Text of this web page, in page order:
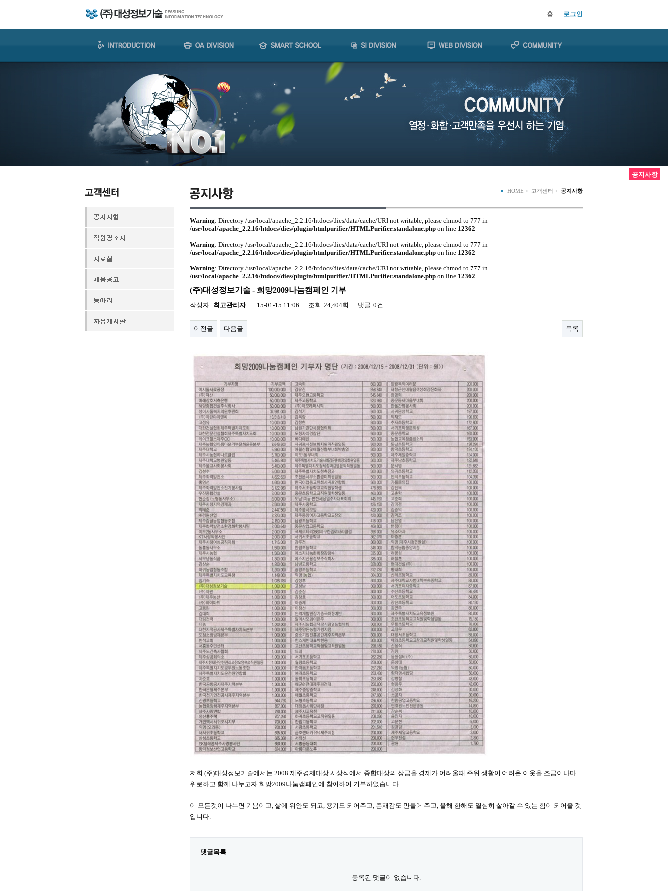
홈 로그인
HOME > 고객센터 > 공지사항
Warning: Directory /usr/local/apache_2.2.16/htdocs/dies/data/cache/URI not writable, please chmod to 777 in
/usr/local/apache_2.2.16/htdocs/dies/plugin/htmlpurifier/HTMLPurifier.standalone.php on line 12362
Warning: Directory /usr/local/apache_2.2.16/htdocs/dies/data/cache/URI not writable, please chmod to 777 in
/usr/local/apache_2.2.16/htdocs/dies/plugin/htmlpurifier/HTMLPurifier.standalone.php on line 12362
Warning: Directory /usr/local/apache_2.2.16/htdocs/dies/data/cache/URI not writable, please chmod to 777 in
/usr/local/apache_2.2.16/htdocs/dies/plugin/htmlpurifier/HTMLPurifier.standalone.php on line 12362
공지사항
(주)대성정보기술 - 희망2009나눔캠페인 기부
작성자 최고관리자 15-01-15 11:06 조회 24,404회 댓글 0건
이전글 다음글 목록
저희 (주)대성정보기술에서는 2008 제주경제대상 시상식에서 종합대상의 상금을 경제가 어려울때 주위 생활이 어려운 이웃을 조금이나마
위로하고 함께 나누고자 희망2009나눔캠페인에 참여하여 기부하였습니다.
이 모든것이 나누면 기쁨이고, 삶에 위안도 되고, 용기도 되어주고, 존재감도 만들어 주고, 올해 한해도 열심히 살아갈 수 있는 힘이 되어줄 것
입니다.
댓글목록
등록된 댓글이 없습니다.